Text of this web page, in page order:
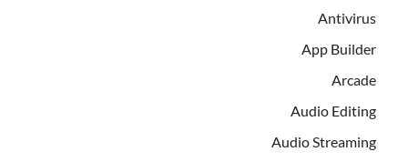
Antivirus
App Builder
Arcade
Audio Editing
Audio Streaming